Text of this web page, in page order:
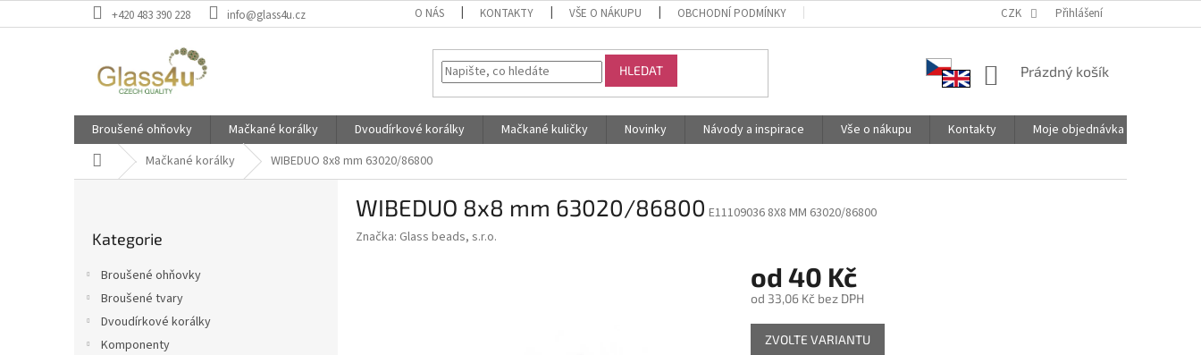
na
+420 483 390 228 info@glass4u.cz O NÁS KONTAKTY VŠE O NÁKUPU OBCHODNÍ PODMÍNKY PODMÍNKY OCHRANY OSOBNÍCH ÚDAJŮ SPOLUPRACUJEME
CZK Přihlášení
HLEDAT
NÁKUPNÍ
Prázdný košík
Broušené ohňovky Mačkané korálky Dvoudírkové korálky Mačkané kuličky Novinky Návody a inspirace Vše o nákupu Kontakty
Moje objednávka
Domů Mačkané korálky WIBEDUO 8x8 mm 63020/86800
kategorie
Kategorie
Broušené ohňovky
Broušené tvary
Dvoudírkové korálky
Komponenty
WIBEDUO 8x8 mm 63020/86800 E11109036 8X8 MM 63020/86800
Značka: Glass beads, s.r.o.
od 40 Kč
od 33,06 Kčbez DPH
Měrná
cena:
ZVOLTE VARIANTU